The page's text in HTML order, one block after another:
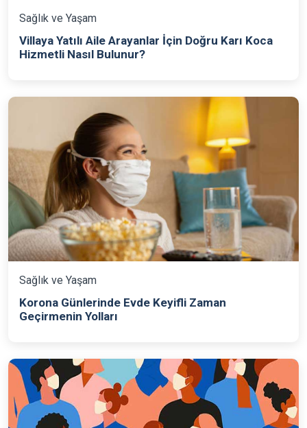
Sağlık ve Yaşam
Villaya Yatılı Aile Arayanlar İçin Doğru Karı Koca
Hizmetli Nasıl Bulunur?
Sağlık ve Yaşam
Korona Günlerinde Evde Keyifli Zaman
Geçirmenin Yolları